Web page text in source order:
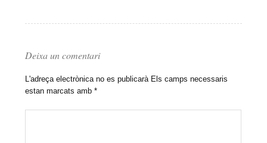
Deixa un comentari
L'adreça electrònica no es publicaràEls camps necessaris
estan marcats amb*